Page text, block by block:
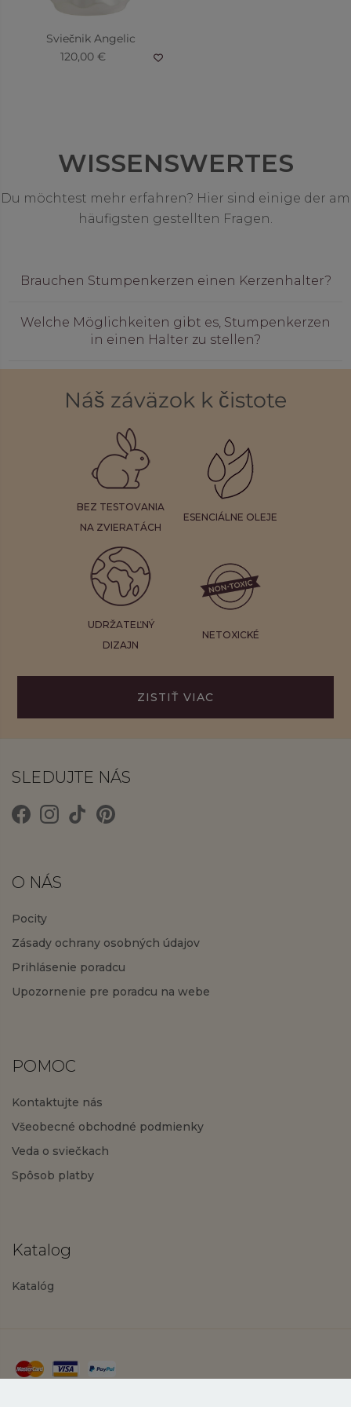
Sviečnik Angelic
120,00 €
WISSENSWERTES
Du möchtest mehr erfahren? Hier sind einige der am
häufigsten gestellten Fragen.
Brauchen Stumpenkerzen einen Kerzenhalter?
Welche Möglichkeiten gibt es, Stumpenkerzen
in einen Halter zu stellen?
Náš záväzok k čistote
BEZ TESTOVANIA
NA ZVIERATÁCH
ESENCIÁLNE OLEJE
UDRŽATEĽNÝ
DIZAJN
NETOXICKÉ
ZISTIŤ VIAC
SLEDUJTE NÁS
O NÁS
Pocity
Zásady ochrany osobných údajov
Prihlásenie poradcu
Upozornenie pre poradcu na webe
POMOC
Kontaktujte nás
Všeobecné obchodné podmienky
Veda o sviečkach
Spôsob platby
Katalog
Katalóg